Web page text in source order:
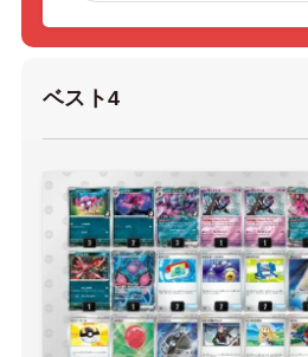
ベスト4